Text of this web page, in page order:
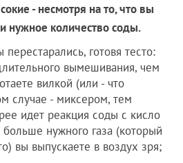
- несмотря на то, что вы
нужное количество соды.
готовя тесто:
вымешивания, чем
вилкой (или - что
случае - миксером, тем
идет реакция соды с кисло
нужного газа (который
вы выпускаете в воздух зря;